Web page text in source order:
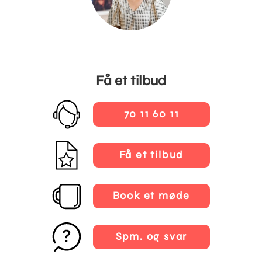
Få et tilbud
70 11 60 11
Få et tilbud
Book et møde
Spm. og svar